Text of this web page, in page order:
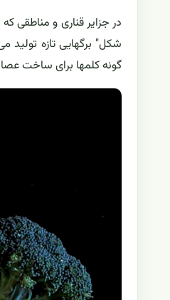
شکل" برگهایی تازه
گونه کلمها برای ساخت